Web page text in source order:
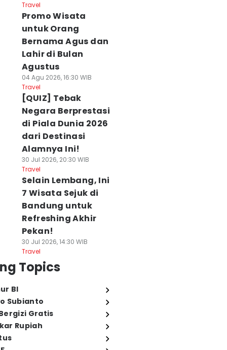
Travel
Promo Wisata
untuk Orang
Bernama Agus dan
Lahir di Bulan
Agustus
04 Agu 2026, 16:30 WIB
Travel
[QUIZ] Tebak
Negara Berprestasi
di Piala Dunia 2026
dari Destinasi
Alamnya Ini!
30 Jul 2026, 20:30 WIB
Travel
Selain Lembang, Ini
7 Wisata Sejuk di
Bandung untuk
Refreshing Akhir
Pekan!
30 Jul 2026, 14:30 WIB
Travel
Topics
BI
Subianto
Gratis
Rupiah